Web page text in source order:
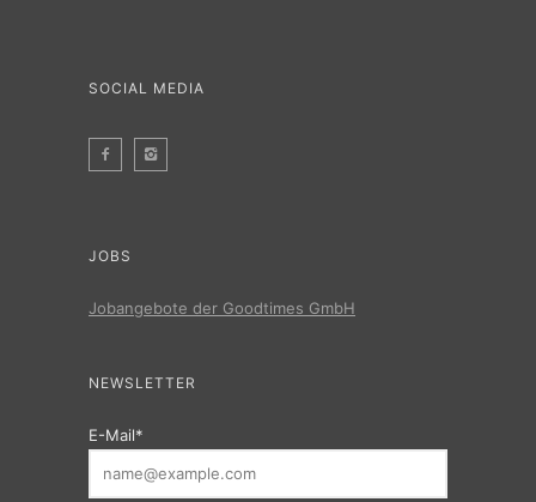
SOCIAL MEDIA
JOBS
Jobangebote der Goodtimes GmbH
NEWSLETTER
E-Mail*